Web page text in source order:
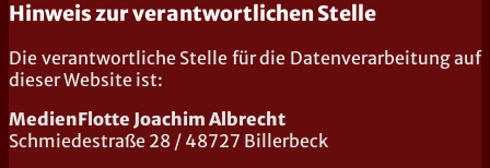
Hinweis zur verantwortlichen Stelle
Die ver­ant­wort­li­che Stel­le für die Daten­ver­ar­bei­tung auf
die­ser Web­site ist:
Medi­en­Flot­te Joa­chim Albrecht
Schmie­de­stra­ße 28 / 48727 Billerbeck